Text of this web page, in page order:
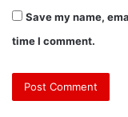
Save my name,
time I comment.